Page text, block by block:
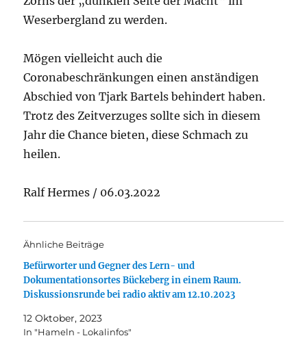
Weserbergland zu werden.
Mögen vielleicht auch die
Coronabeschränkungen einen anständigen
Abschied von Tjark Bartels behindert haben.
Trotz des Zeitverzuges sollte sich in diesem
Jahr die Chance bieten, diese Schmach zu
heilen.
Ralf Hermes / 06.03.2022
Ähnliche Beiträge
Befürworter und Gegner des Lern- und
Dokumentationsortes Bückeberg in einem Raum.
Diskussionsrunde bei radio aktiv am 12.10.2023
12 Oktober, 2023
In "Hameln - Lokalinfos"